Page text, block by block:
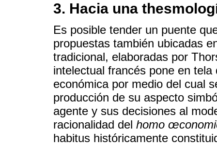
3. Hacia una
Es posible tender un puente
propuestas también ubicadas
tradicional, elaboradas por
intelectual francés pone en
económica por medio del cual
producción de su aspecto
agente y sus decisiones al
racionalidad del homo
habitus históricamente